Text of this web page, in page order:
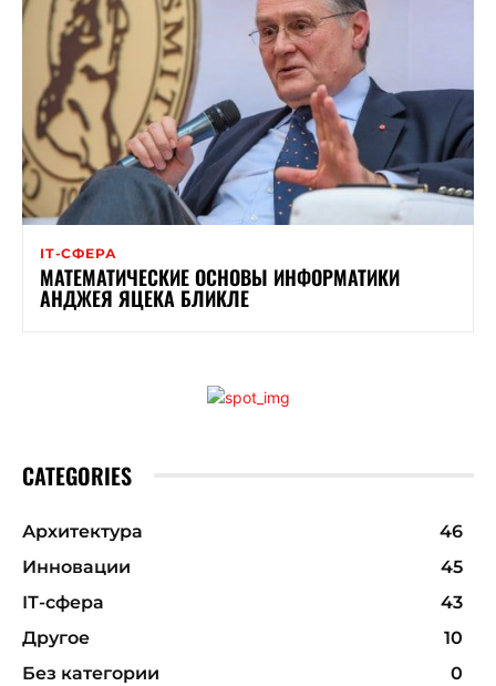
ІТ-СФЕРА
МАТЕМАТИЧЕСКИЕ ОСНОВЫ ИНФОРМАТИКИ
АНДЖЕЯ ЯЦЕКА БЛИКЛЕ
CATEGORIES
Архитектура
46
Инновации
45
ІТ-сфера
43
Другое
10
Без категории
0